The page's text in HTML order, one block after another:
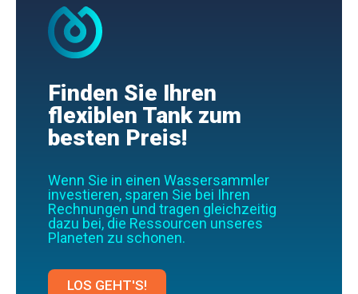
Finden Sie Ihren
flexiblen Tank zum
besten Preis!
Wenn Sie in einen Wassersammler
investieren, sparen Sie bei Ihren
Rechnungen und tragen gleichzeitig
dazu bei, die Ressourcen unseres
Planeten zu schonen.
LOS GEHT'S!